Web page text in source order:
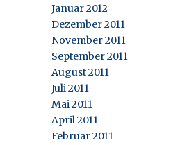
Januar 2012
Dezember 2011
November 2011
September 2011
August 2011
Juli 2011
Mai 2011
April 2011
Februar 2011